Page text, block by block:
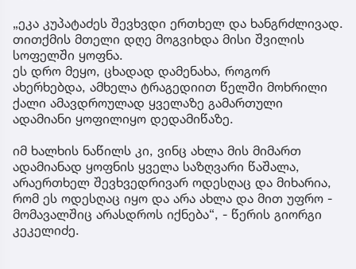
„ეკა კუპატაძეს შევხვდი ერთხელ და ხანგრძლივად.
თითქმის მთელი დღე მოგვიხდა მისი შვილის
სოფელში ყოფნა.
ეს დრო მეყო, ცხადად დამენახა, როგორ
ახერხებდა, ამხელა ტრაგედიით წელში მოხრილი
ქალი ამავდროულად ყველაზე გამართული
ადამიანი ყოფილიყო დედამიწაზე.
იმ ხალხის ნაწილს კი, ვინც ახლა მის მიმართ
ადამიანად ყოფნის ყველა საზღვარი წაშალა,
არაერთხელ შევხვედრივარ ოდესღაც და მიხარია,
რომ ეს ოდესღაც იყო და არა ახლა და მით უფრო -
მომავალშიც არასდროს იქნება“, - წერის გიორგი
კეკელიძე.